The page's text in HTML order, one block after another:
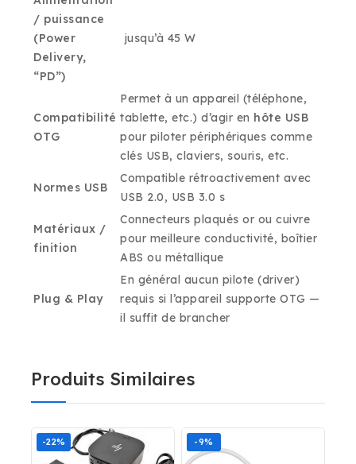
/ puissance
(Power
Delivery,
“PD”)
jusqu’à 45 W
Compatibilité
OTG
Permet à un appareil (téléphone,
tablette, etc.) d’agir en hôte USB
pour piloter périphériques comme
clés USB, claviers, souris, etc.
Normes USB
Compatible rétroactivement avec
USB 2.0, USB 3.0 s
Matériaux /
finition
Connecteurs plaqués or ou cuivre
pour meilleure conductivité, boîtier
ABS ou métallique
Plug & Play
En général aucun pilote (driver)
requis si l’appareil supporte OTG —
il suffit de brancher
Produits Similaires
-22% -9%